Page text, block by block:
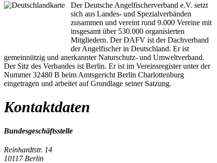
Der Deutsche Angelfischerverband e.V. setzt
sich aus Landes- und Spezialverbänden
zusammen und vereint rund 9.000 Vereine mit
insgesamt über 530.000 organisierten
Mitgliedern. Der DAFV ist der Dachverband
der Angelfischer in Deutschland. Er ist
gemeinnützig und anerkannter Naturschutz- und Umweltverband.
Der Sitz des Verbandes ist Berlin. Er ist im Vereinsregister unter der
Nummer 32480 B beim Amtsgericht Berlin Charlottenburg
eingetragen und arbeitet auf Grundlage seiner Satzung.
Kontaktdaten
Bundesgeschäftsstelle
Reinhardtstr. 14
10117 Berlin